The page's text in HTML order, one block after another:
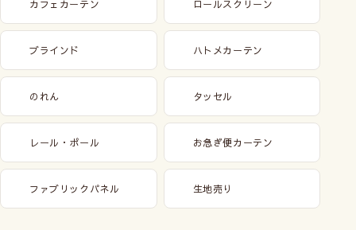
カフェカーテン ロールスクリーン
ブラインド ハトメカーテン
のれん タッセル
レール・ポール お急ぎ便カーテン
ファブリックパネル 生地売り